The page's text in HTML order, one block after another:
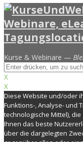
Kurse & Webinare —
X
X
Diese Website und/oder
Funktions-, Analyse- und
technologische Mittel),
Ihnen das beste
über die dargelegten